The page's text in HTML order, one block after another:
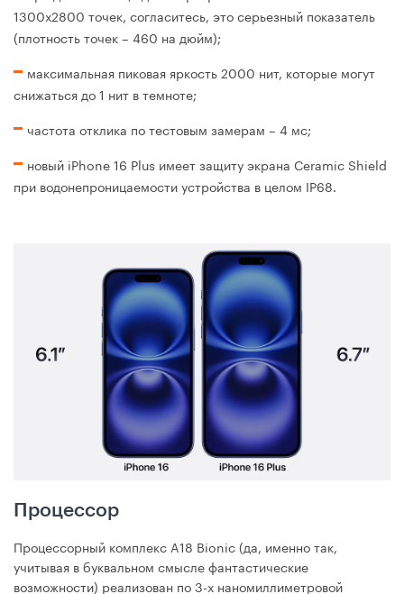
1300х2800 точек, согласитесь, это серьезный показатель
(плотность точек – 460 на дюйм);
максимальная пиковая яркость 2000 нит, которые могут
снижаться до 1 нит в темноте;
частота отклика по тестовым замерам – 4 мс;
новый iPhone 16 Plus имеет защиту экрана Ceramic Shield
при водонепроницаемости устройства в целом IP68.
Процессор
Процессорный комплекс A18 Bionic (да, именно так,
учитывая в буквальном смысле фантастические
возможности) реализован по 3-х наномиллиметровой